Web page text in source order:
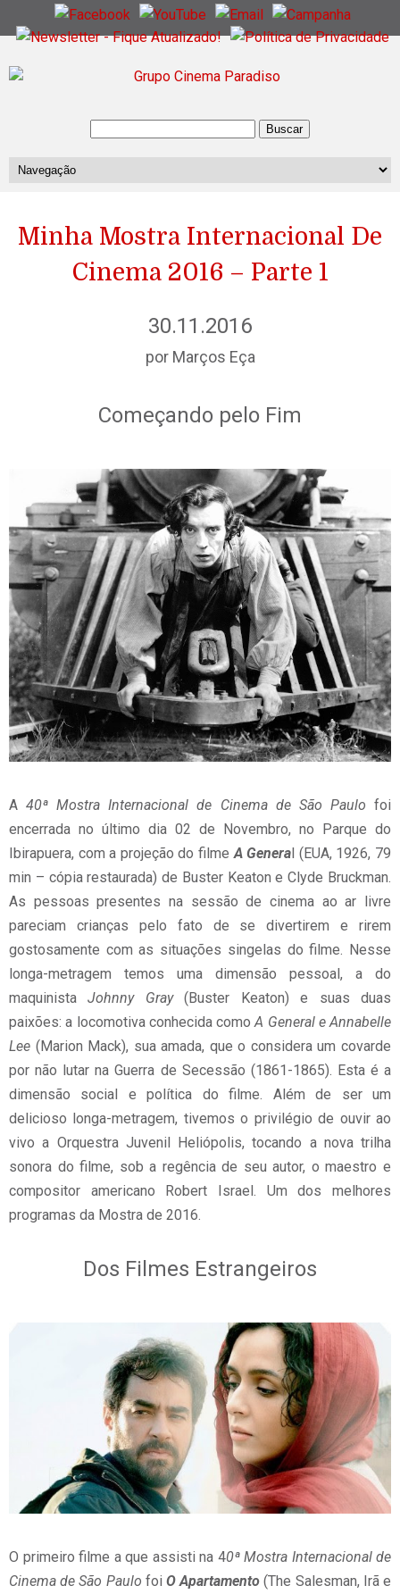
Minha Mostra Internacional De
Cinema 2016 – Parte 1
30.11.2016
por Marços Eça
Começando pelo Fim
A40ª Mostra Internacional de Cinema de São Paulo foi
encerrada no último dia 02 de Novembro, no Parque do
Ibirapuera, com a projeção do filme A General (EUA, 1926, 79
min – cópia restaurada) de Buster Keaton e Clyde Bruckman.
As pessoas presentes na sessão de cinema ao ar livre
pareciam crianças pelo fato de se divertirem e rirem
gostosamente com as situações singelas do filme. Nesse
longa-metragem temos uma dimensão pessoal, a do
maquinistaJohnny Gray(Buster Keaton) e suas duas
paixões: a locomotiva conhecida comoA General e Annabelle
Lee (Marion Mack), sua amada, que o considera um covarde
por não lutar na Guerra de Secessão (1861-1865). Esta é a
dimensão social e política do filme. Além de ser um
delicioso longa-metragem, tivemos o privilégio de ouvir ao
vivo a Orquestra Juvenil Heliópolis, tocando a nova trilha
sonora do filme, sob a regência de seu autor, o maestro e
compositor americano Robert Israel. Um dos melhores
programas da Mostra de 2016.
Dos Filmes Estrangeiros
O primeiro filme a que assisti na 40ª Mostra Internacional de
Cinema de São Paulo foiO Apartamento (The Salesman, Irã e